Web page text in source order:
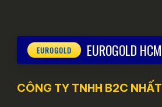
EUROGOLD HCM
CÔNG TY TNHH B2C